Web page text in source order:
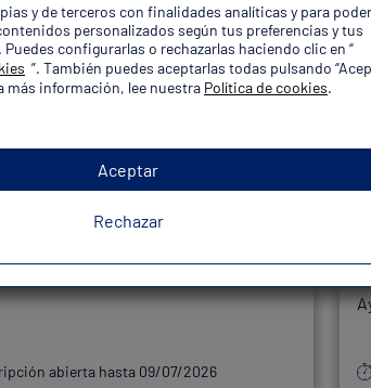
Policía
abierta hasta 09/07/2026
y de terceros con finalidades analíticas y para poder
personalizados según tus preferencias y tus
configurarlas o rechazarlas haciendo clic en “
”. También puedes aceptarlas todas pulsando
más información, lee nuestra Política de cookies.
Aceptar
Rechazar